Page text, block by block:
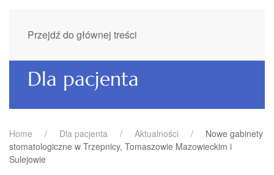
Przejdź do głównej treści
Dla pacjenta
Home Dla pacjenta Aktualności
Nowe gabinety
stomatologiczne w Trzepnicy, Tomaszowie Mazowieckim i
Sulejowie